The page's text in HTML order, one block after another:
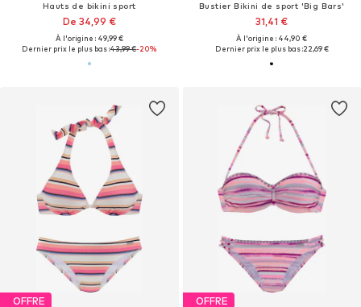
Hauts de bikini sport
De 34,99 €
À l'origine : 49,99 €
Dernier prix le plus bas :43,99 €-20%
Bustier Bikini de sport 'Big Bars'
31,41 €
À l'origine : 44,90 €
Dernier prix le plus bas :22,69 €
OFFRE OFFRE